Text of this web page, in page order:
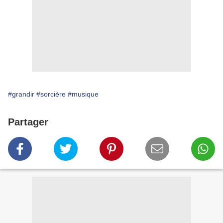
#grandir #sorcière #musique
Partager